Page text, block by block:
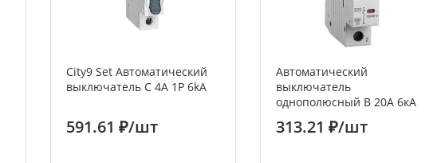
City9 Set Автоматический
выключатель C 4A 1P 6kA
591.61 ₽/шт
Автоматический
выключатель
однополюсный B 20А 6кА
ВА47-60M IEK
313.21 ₽/шт